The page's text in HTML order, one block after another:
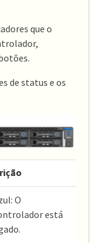
que o
de status e os
O
está